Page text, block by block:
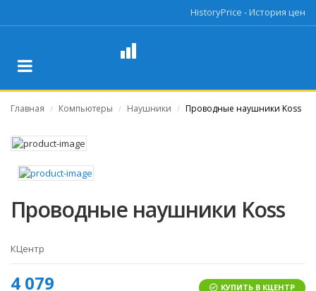
HistoryPrice - История цен
Главная / Компьютеры / Наушники / Проводные наушники Koss
Проводные наушники Koss
КЦентр
4 079 КУПИТЬ В КЦЕНТР